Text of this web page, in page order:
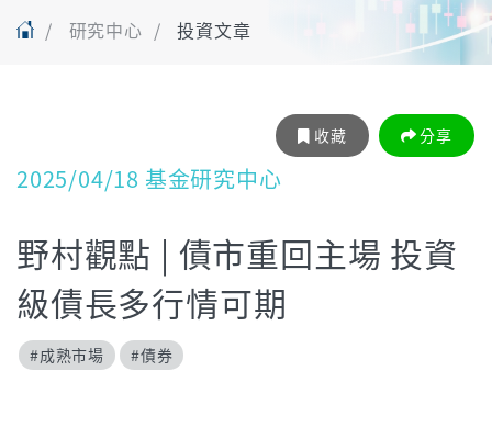
研究中心 投資文章
收藏 分享
2025/04/18 基金研究中心
野村觀點 | 債市重回主場 投資
級債長多行情可期
#成熟市場 #債券